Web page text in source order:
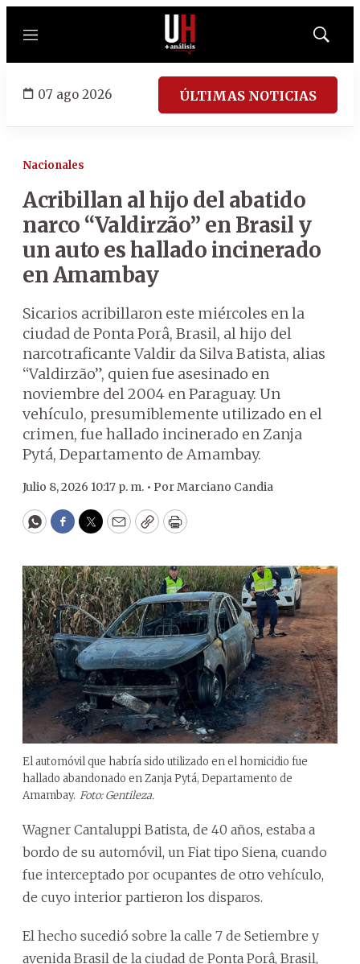
Menú
Mostrar
07 ago 2026 ÚLTIMAS NOTICIAS
Nacionales
Acribillan al hijo del abatido
narco “Valdirzão” en Brasil y
un auto es hallado incinerado
en Amambay
Sicarios acribillaron este miércoles en la
ciudad de Ponta Porâ, Brasil, al hijo del
narcotraficante Valdir da Silva Batista, alias
“Valdirzão”, quien fue asesinado en
noviembre del 2004 en Paraguay. Un
vehículo, presumiblemente utilizado en el
crimen, fue hallado incinerado en Zanja
Pytá, Departamento de Amambay.
Julio 8, 2026 10:17 p. m. • PorMarciano Candia
WhatsApp
Facebook
Twitter
EmailCopyPrint
El automóvil que habría sido utilizado en el homicidio fue
hallado abandonado en Zanja Pytá, Departamento de
Amambay. Foto: Gentileza.
Wagner Cantaluppi Batista, de 40 años, estaba a
bordo de su automóvil, un Fiat tipo Siena, cuando
fue interceptado por ocupantes de otro vehículo,
de cuyo interior partieron los disparos.
El hecho sucedió sobre la calle 7 de Setiembre y
avenida Brasil de la ciudad de Ponta Porâ, Brasil,